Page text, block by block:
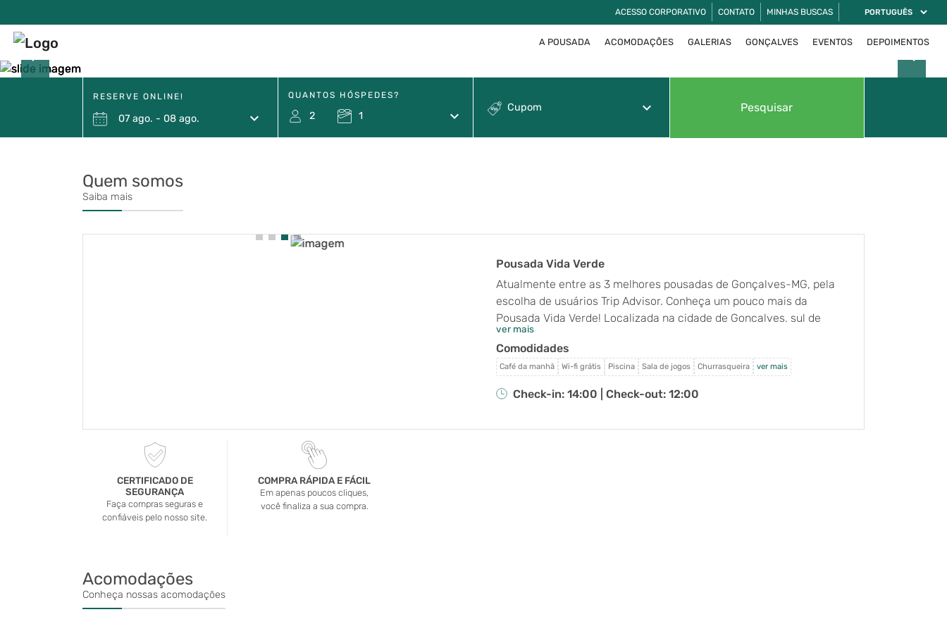
ACESSO CORPORATIVO CONTATO MINHAS BUSCAS
A POUSADA ACOMODAÇÕES GALERIAS GONÇALVES EVENTOS DEPOIMENTOS
east
west
RESERVE ONLINE!
07ago. -08ago. keyboard_arrow_down
QUANTOS HÓSPEDES?
2 1 keyboard_arrow_down Cupom keyboard_arrow_down Pesquisar
Quem somos
Saiba mais
Pousada Vida Verde
Atualmente entre as 3 melhores pousadas de Gonçalves-MG, pela
escolha de usuários Trip Advisor. Conheça um pouco mais da
Pousada Vida Verde! Localizada na cidade de Gonçalves, sul de
Minas Gerais, a Pousada Vida Verde é ideal para casais, famílias e
grupos de amigos que buscam passeios, ecoturismo, tranquilidade
e atendimento personalizado e exclusivo.
ver mais
Comodidades
Café da manhã Wi-fi grátis Piscina Sala de jogos Churrasqueira ver mais
Check-in: 14:00 | Check-out: 12:00
CERTIFICADO DE
SEGURANÇA
Faça compras seguras e
confiáveis pelo nosso site.
COMPRA RÁPIDA E FÁCIL
Em apenas poucos cliques,
você finaliza a sua compra.
Acomodações
Conheça nossas acomodações